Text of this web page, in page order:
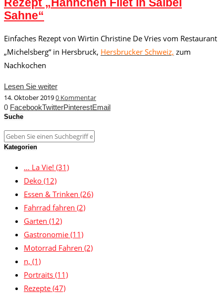
Rezept „Hähnchen Filet in Salbei
Sahne“
Einfaches Rezept von Wirtin Christine De Vries vom Restaurant
„Michelsberg“ in Hersbruck, Hersbrucker Schweiz, zum
Nachkochen
Lesen Sie weiter
14. Oktober 20190 Kommentar
0 FacebookTwitterPinterestEmail
Suche
Kategorien
… La Vie! (31)
Deko (12)
Essen & Trinken (26)
Fahrrad fahren (2)
Garten (12)
Gastronomie (11)
Motorrad Fahren (2)
n, (1)
Portraits (11)
Rezepte (47)